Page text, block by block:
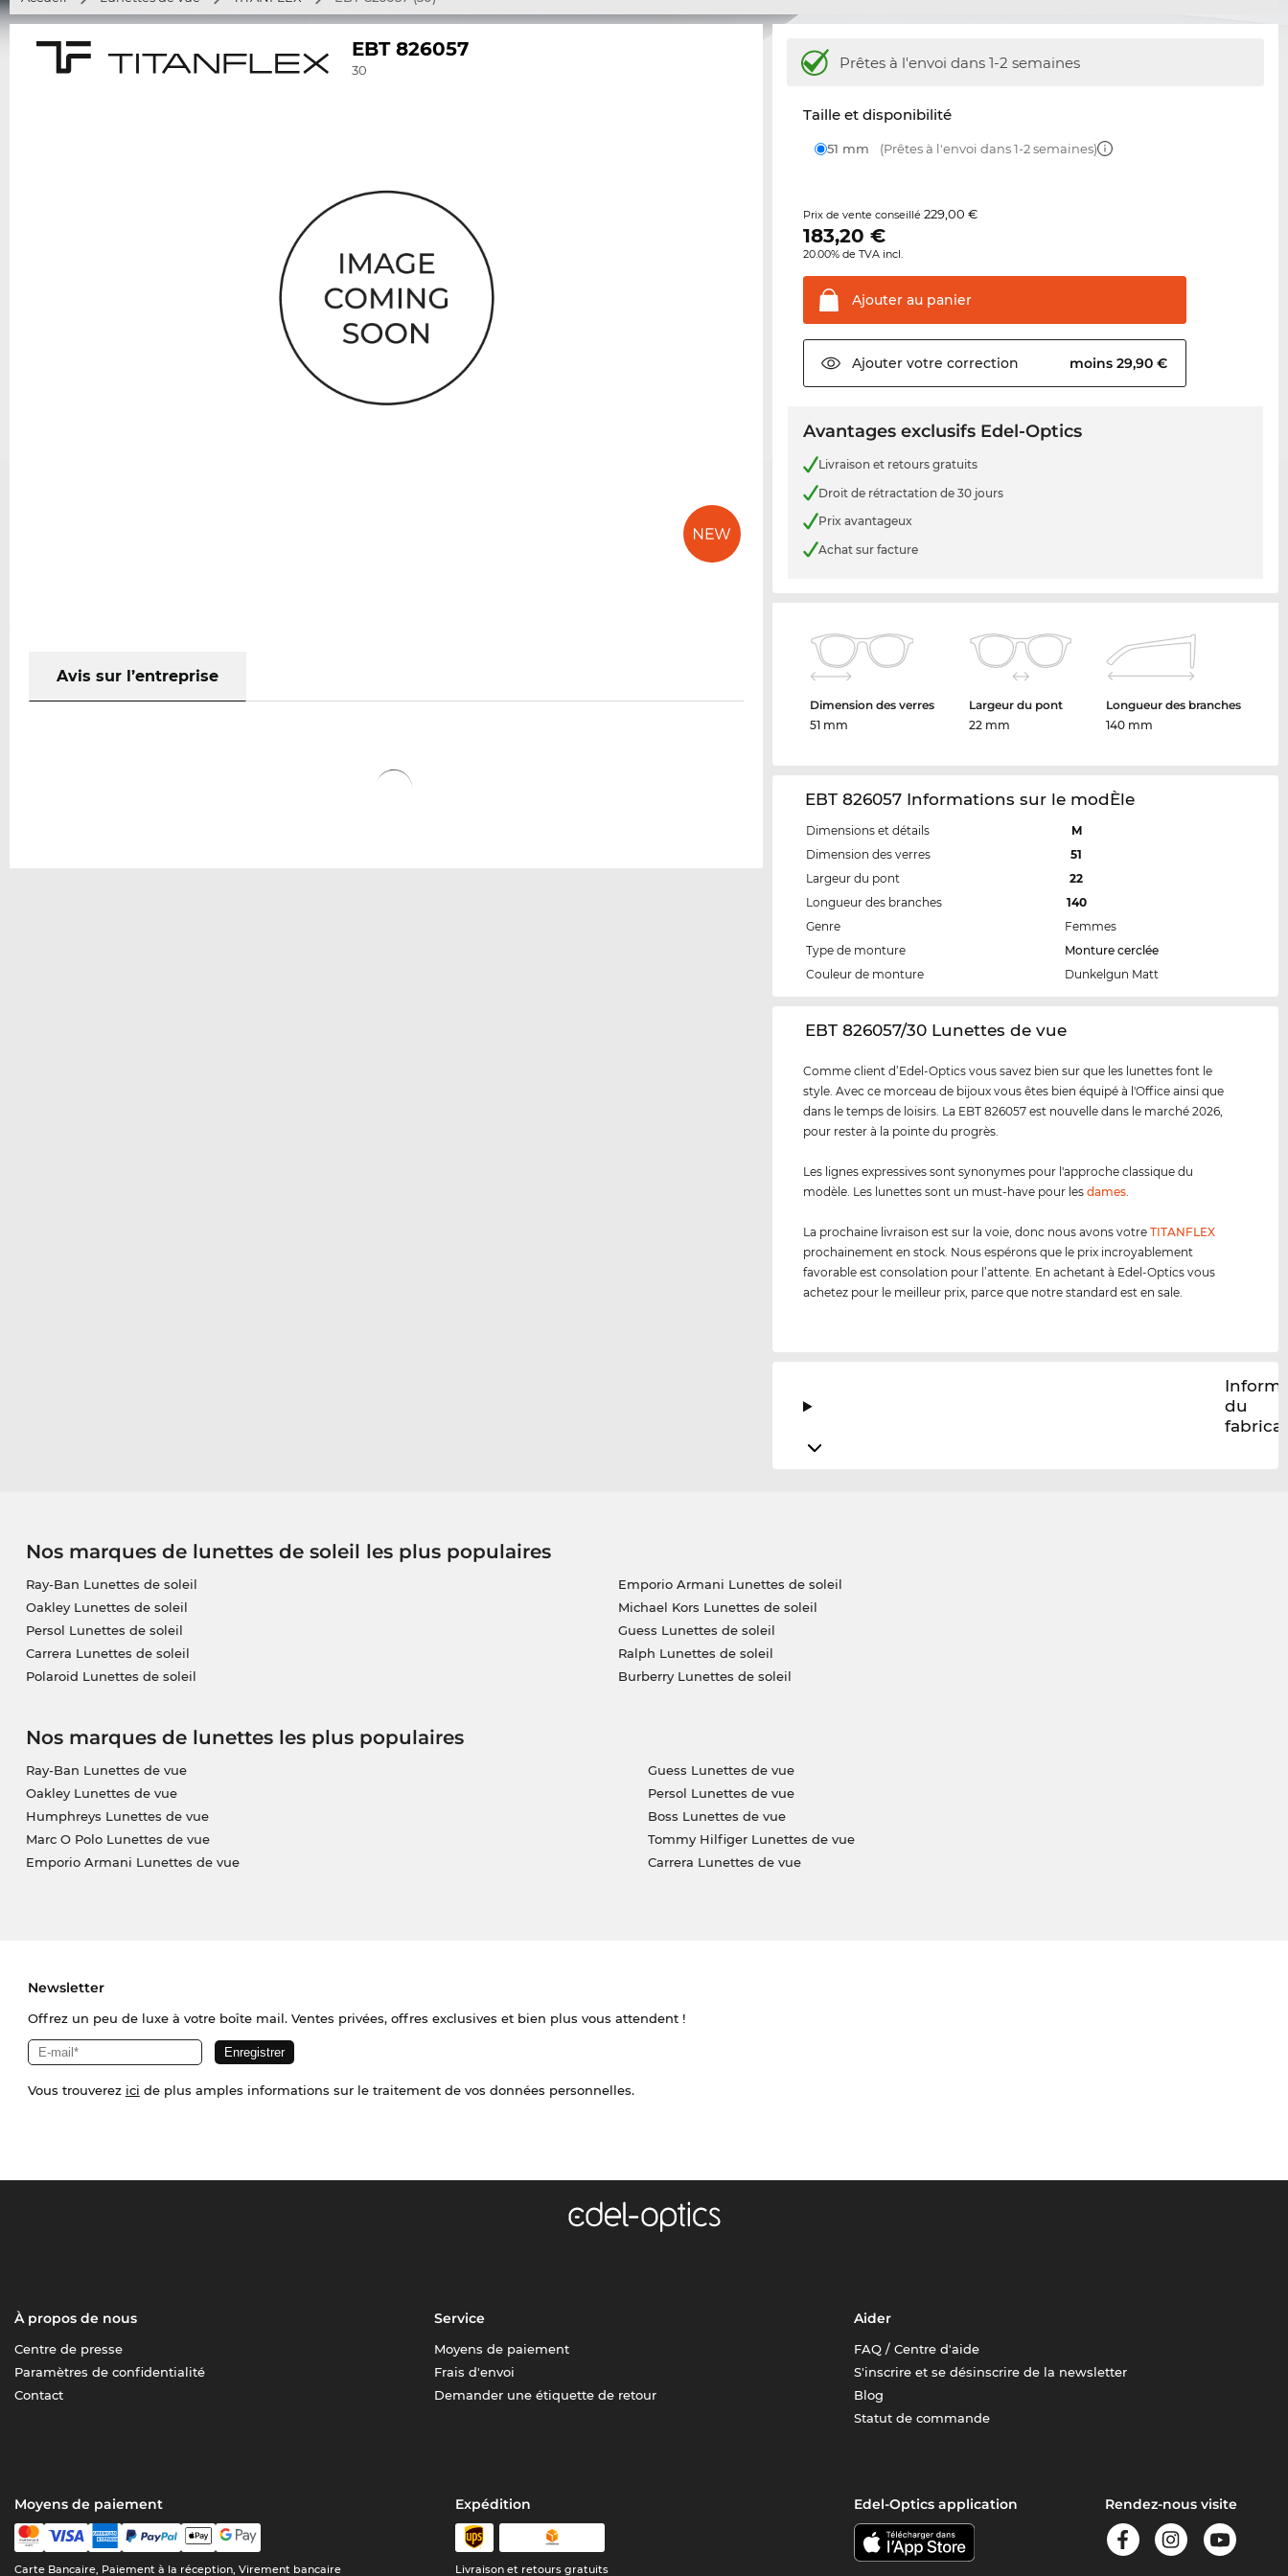
EBT 826057
30
Avis sur l’entreprise
Prêtes à l'envoi dans 1-2 semaines
Taille et disponibilité
51 mm (Prêtes à l'envoi dans 1-2 semaines)
Prix de vente conseillé229,00 €
183,20 €
20.00% de TVA incl.
Ajouter au panier
Ajouter votre correction moins 29,90 €
Avantages exclusifs Edel-Optics
Livraison et retours gratuits
Droit de rétractation de 30 jours
Prix avantageux
Achat sur facture
Dimension des verres
51 mm
Largeur du pont
22 mm
Longueur des branches
140 mm
EBT 826057 Informations sur le modÈle
Dimensions et détails
M
Dimension des verres
51
Largeur du pont
22
Longueur des branches
140
Genre
Femmes
Type de monture
Monture cerclée
Couleur de monture
Dunkelgun Matt
‌EBT 826057/30 Lunettes de vue
Comme client d’Edel-Optics vous savez bien sur que les lunettes font le
style. Avec ce morceau de bijoux vous êtes bien équipé à l'Office ainsi que
dans le temps de loisirs. La EBT 826057 est nouvelle dans le marché 2026,
pour rester à la pointe du progrès.
Les lignes expressives sont synonymes pour l'approche classique du
modèle. Les lunettes sont un must-have pour lesdames.
La prochaine livraison est sur la voie, donc nous avons votreTITANFLEX
prochainement en stock. Nous espérons que le prix incroyablement
favorable est consolation pour l’attente. En achetant à Edel-Optics vous
achetez pour le meilleur prix, parce que notre standard est en sale.
du
Nos marques de lunettes de soleil les plus populaires
Ray-Ban Lunettes de soleil
Oakley Lunettes de soleil
Persol Lunettes de soleil
Carrera Lunettes de soleil
Polaroid Lunettes de soleil
Emporio Armani Lunettes de soleil
Michael Kors Lunettes de soleil
Guess Lunettes de soleil
Ralph Lunettes de soleil
Burberry Lunettes de soleil
Nos marques de lunettes les plus populaires
Ray-Ban Lunettes de vue
Oakley Lunettes de vue
Humphreys Lunettes de vue
Marc O Polo Lunettes de vue
Emporio Armani Lunettes de vue
Guess Lunettes de vue
Persol Lunettes de vue
Boss Lunettes de vue
Tommy Hilfiger Lunettes de vue
Carrera Lunettes de vue
Newsletter
Offrez un peu de luxe à votre boîte mail. Ventes privées, offres exclusives et bien plus vous attendent !
Vous trouverez ici de plus amples informations sur le traitement de vos données personnelles.
À propos de nous
Centre de presse
Paramètres de confidentialité
Contact
Service
Moyens de paiement
Frais d'envoi
Demander une étiquette de retour
Aider
FAQ / Centre d'aide
S'inscrire et se désinscrire de la newsletter
Blog
Statut de commande
Moyens de paiement
Carte Bancaire, Paiement à la réception, Virement bancaire
Expédition
Livraison et retours gratuits
Edel-Optics application Rendez-nous visite